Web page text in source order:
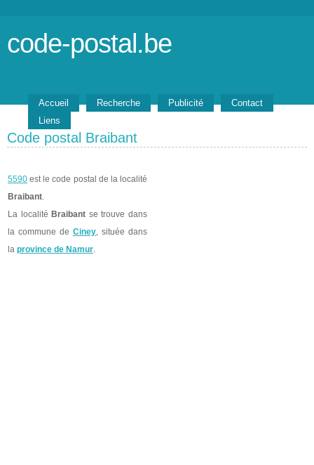
code-postal.be
Accueil Recherche Publicité
Contact
Liens
Code postal Braibant
5590 est le code postal de la localité
Braibant.
La localité Braibant se trouve dans
la commune de Ciney, située dans
la province de Namur.